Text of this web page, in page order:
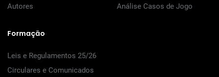
Autores
Análise Casos de Jogo
Formação
Leis e Regulamentos 25/26
Circulares e Comunicados